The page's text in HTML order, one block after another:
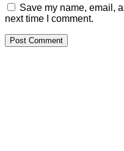
Save my name, email,
next time I comment.